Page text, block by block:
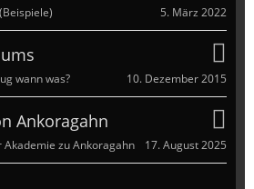
5. März 2022
wann was? 10. Dezember 2015
Ankoragahn
zu Ankoragahn 17. August 2025